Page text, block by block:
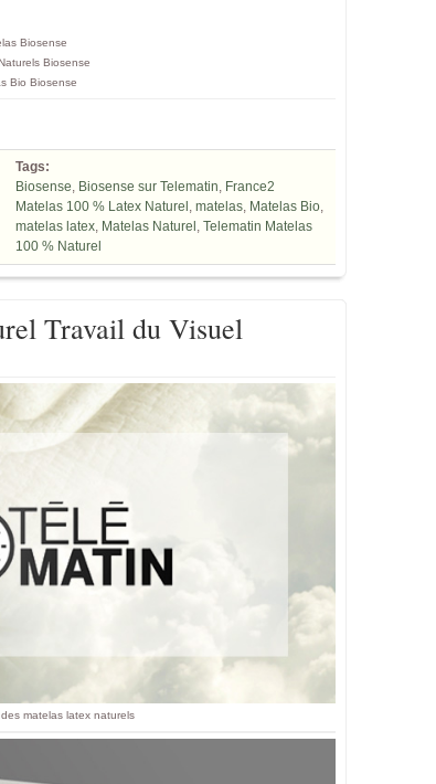
Biosense
Biosense
Bio Biosense
Tags:
Biosense Biosense sur Telematin France2
Matelas 100 % Latex Naturel matelas Matelas Bio
matelas latex Matelas Naturel Telematin Matelas
100 % Naturel
Travail du Visuel
matelas latex naturels